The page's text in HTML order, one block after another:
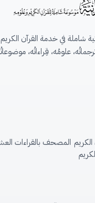
شاملة في خدمة القرآن
علومُه، قِراءاتُه،
الكريم المصحف بالقراءات